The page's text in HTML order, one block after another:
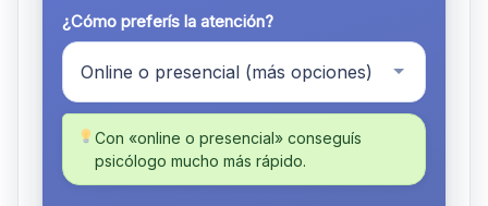
¿Cómo preferís la atención?
Con «online o presencial» conseguís
psicólogo mucho más rápido.